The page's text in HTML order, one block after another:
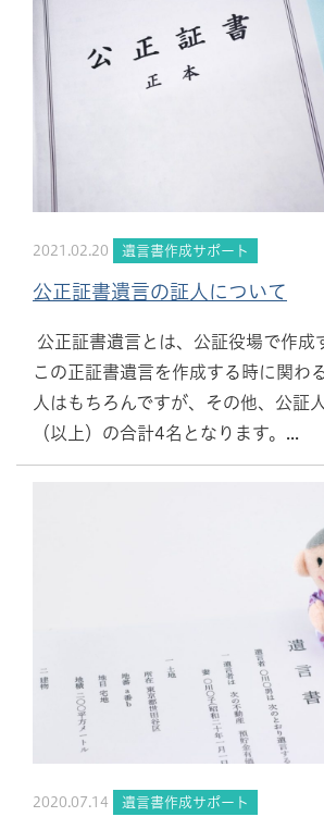
2021.02.20 遺言書作成サポート
公正証書遺言の証人について
公正証書遺言とは、公証役場で作成
この正証書遺言を作成する時に関わ
人はもちろんですが、その他、公証
（以上）の合計4名となります。...
2020.07.14 遺言書作成サポート